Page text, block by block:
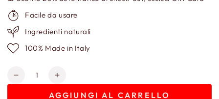
Facile da usare
Ingredienti naturali
100% Made in Italy
Quantità
Diminuisci
Aumenta
AGGIUNGI AL CARRELLO